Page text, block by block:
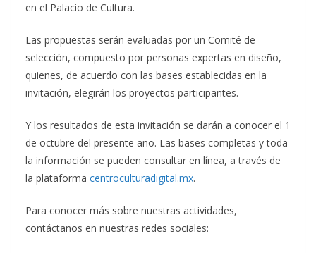
en el Palacio de Cultura.
Las propuestas serán evaluadas por un Comité de
selección, compuesto por personas expertas en diseño,
quienes, de acuerdo con las bases establecidas en la
invitación, elegirán los proyectos participantes.
Y los resultados de esta invitación se darán a conocer el 1
de octubre del presente año. Las bases completas y toda
la información se pueden consultar en línea, a través de
la plataforma centroculturadigital.mx.
Para conocer más sobre nuestras actividades,
contáctanos en nuestras redes sociales: